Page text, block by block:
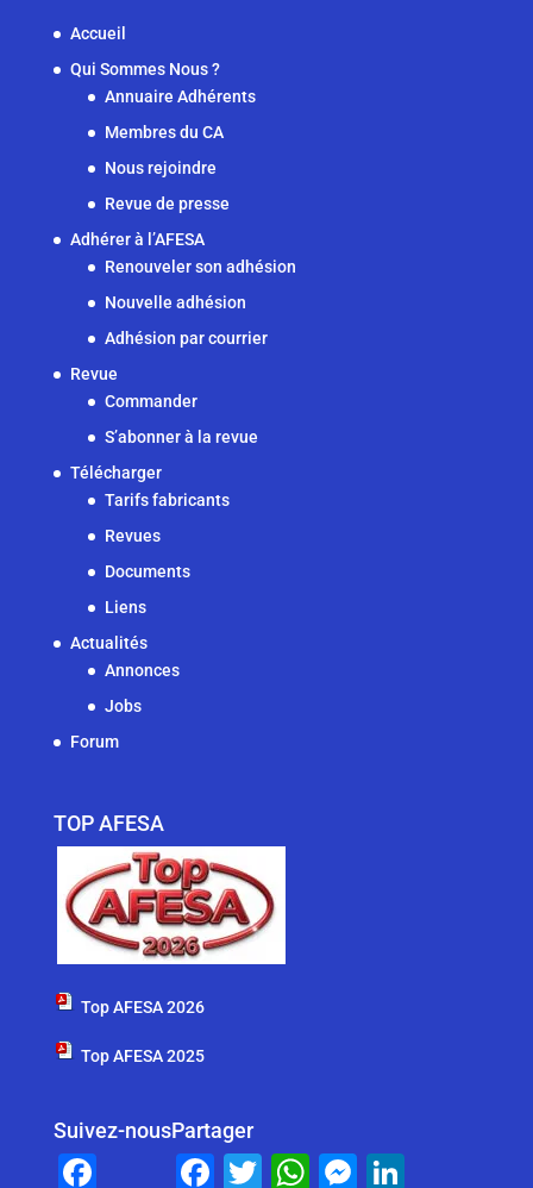
Accueil
Qui Sommes Nous ?
Annuaire Adhérents
Membres du CA
Nous rejoindre
Revue de presse
Adhérer à l’AFESA
Renouveler son adhésion
Nouvelle adhésion
Adhésion par courrier
Revue
Commander
S’abonner à la revue
Télécharger
Tarifs fabricants
Revues
Documents
Liens
Actualités
Annonces
Jobs
Forum
TOP AFESA
Top AFESA 2026
Top AFESA 2025
Suivez-nousPartager
F
T W
M